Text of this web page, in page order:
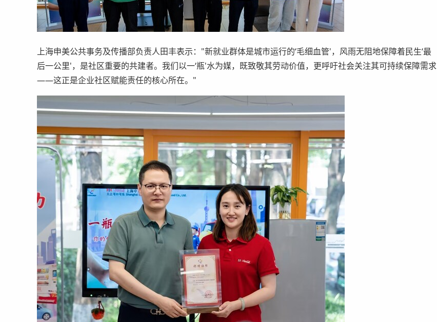
上海申美公共事务及传播部负责人田丰表示："新就业群体是城市运行的‘毛细血管'，风雨无阻地保障着民生‘最
后一公里'，是社区重要的共建者。我们以一‘瓶'水为媒，既致敬其劳动价值，更呼吁社会关注其可持续保障需求
——这正是企业社区赋能责任的核心所在。"